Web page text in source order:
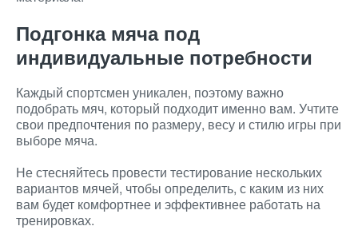
Подгонка мяча под
индивидуальные потребности
Каждый спортсмен уникален, поэтому важно
подобрать мяч, который подходит именно вам. Учтите
свои предпочтения по размеру, весу и стилю игры при
выборе мяча.
Не стесняйтесь провести тестирование нескольких
вариантов мячей, чтобы определить, с каким из них
вам будет комфортнее и эффективнее работать на
тренировках.